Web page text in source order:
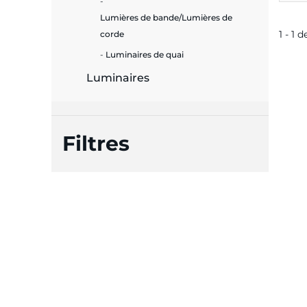
Lumières de bande/Lumières de
corde
Luminaires de quai
Luminaires
Filtres
1 - 1